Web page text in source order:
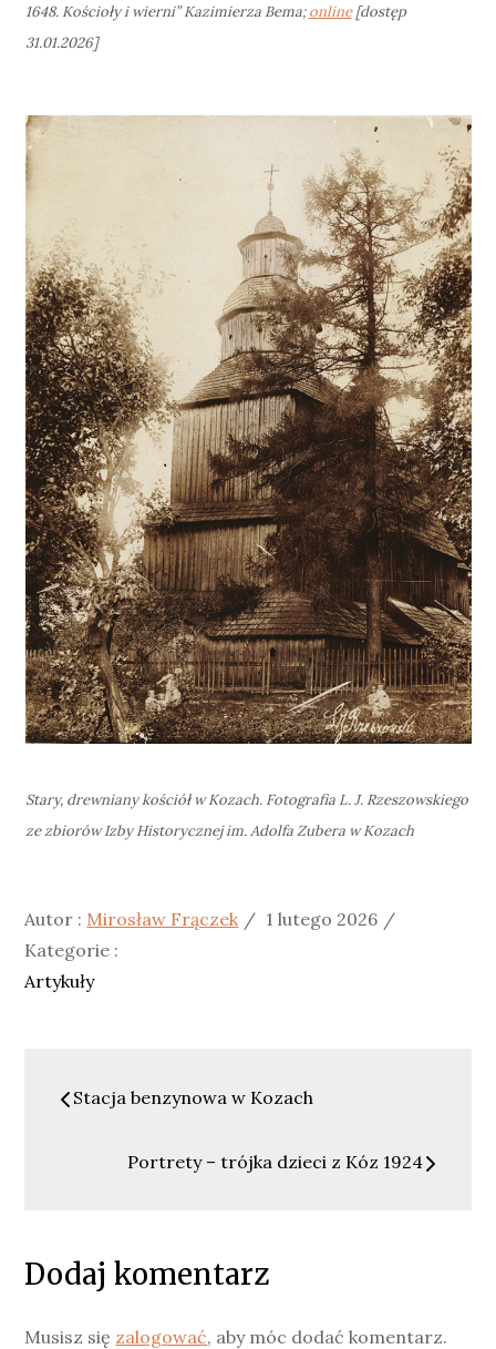
1648. Kościoły i wierni” Kazimierza Bema;online[dostęp
31.01.2026]
Stary, drewniany kościół w Kozach. Fotografia L. J. Rzeszowskiego
ze zbiorów Izby Historycznej im. Adolfa Zubera w Kozach
Autor : Mirosław Frączek
Posted
1 lutego 2026
Kategorie :
Artykuły
Nawigacja
wpisu
Stacja benzynowa w Kozach
Portrety – trójka dzieci z Kóz 1924
Dodaj komentarz
Musisz się zalogować, aby móc dodać komentarz.